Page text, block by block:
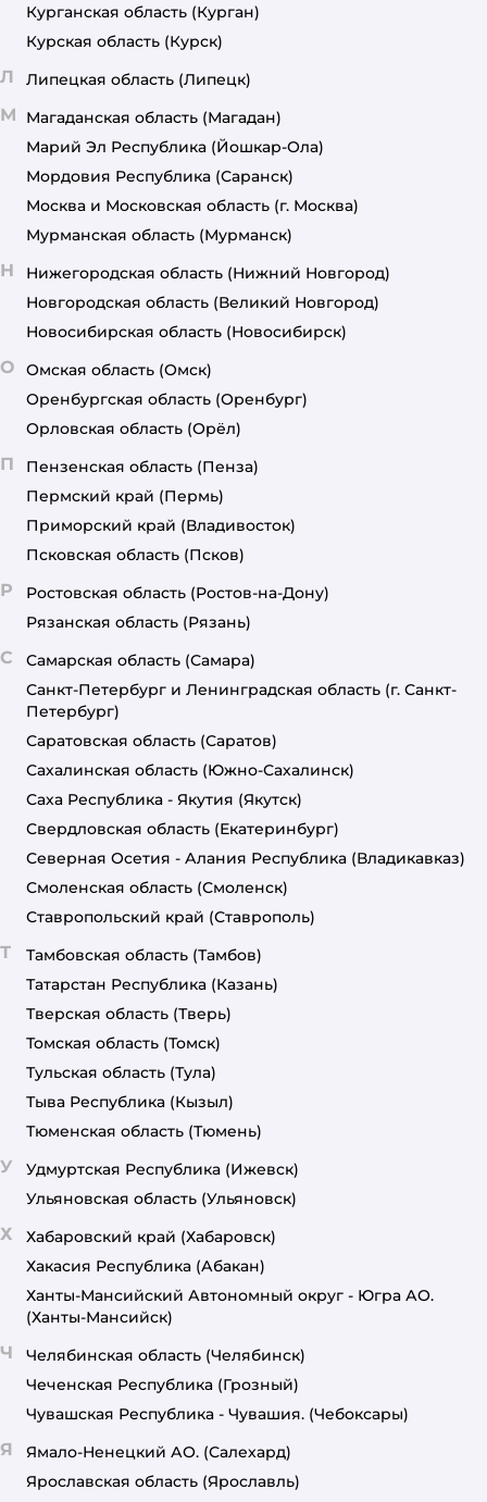
Курганская область (Курган)
Курская область (Курск)
Л Липецкая область (Липецк)
М Магаданская область (Магадан)
Марий Эл Республика (Йошкар-Ола)
Мордовия Республика (Саранск)
Москва и Московская область (г. Москва)
Мурманская область (Мурманск)
Н Нижегородская область (Нижний Новгород)
Новгородская область (Великий Новгород)
Новосибирская область (Новосибирск)
О Омская область (Омск)
Оренбургская область (Оренбург)
Орловская область (Орёл)
П Пензенская область (Пенза)
Пермский край (Пермь)
Приморский край (Владивосток)
Псковская область (Псков)
Р Ростовская область (Ростов-на-Дону)
Рязанская область (Рязань)
С Самарская область (Самара)
Санкт-Петербург и Ленинградская область (г. Санкт-
Петербург)
Саратовская область (Саратов)
Сахалинская область (Южно-Сахалинск)
Саха Республика - Якутия (Якутск)
Свердловская область (Екатеринбург)
Северная Осетия - Алания Республика (Владикавказ)
Смоленская область (Смоленск)
Ставропольский край (Ставрополь)
Т Тамбовская область (Тамбов)
Татарстан Республика (Казань)
Тверская область (Тверь)
Томская область (Томск)
Тульская область (Тула)
Тыва Республика (Кызыл)
Тюменская область (Тюмень)
У Удмуртская Республика (Ижевск)
Ульяновская область (Ульяновск)
Х Хабаровский край (Хабаровск)
Хакасия Республика (Абакан)
Ханты-Мансийский Автономный округ - Югра АО.
(Ханты-Мансийск)
Ч Челябинская область (Челябинск)
Чеченская Республика (Грозный)
Чувашская Республика - Чувашия. (Чебоксары)
Я Ямало-Ненецкий АО. (Салехард)
Ярославская область (Ярославль)